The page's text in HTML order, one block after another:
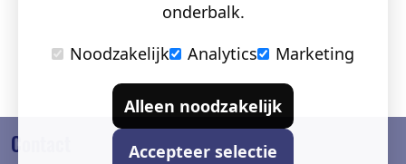
Contact
onderbalk.
Noodzakelijk
Analytics Marketing
Alleen noodzakelijk
Accepteer selectie